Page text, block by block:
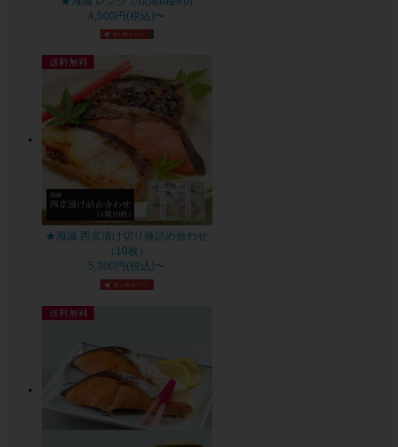
4,500円(税込)〜
★海誠 西京漬け切り身詰め合わせ
（10枚）
5,300円(税込)〜